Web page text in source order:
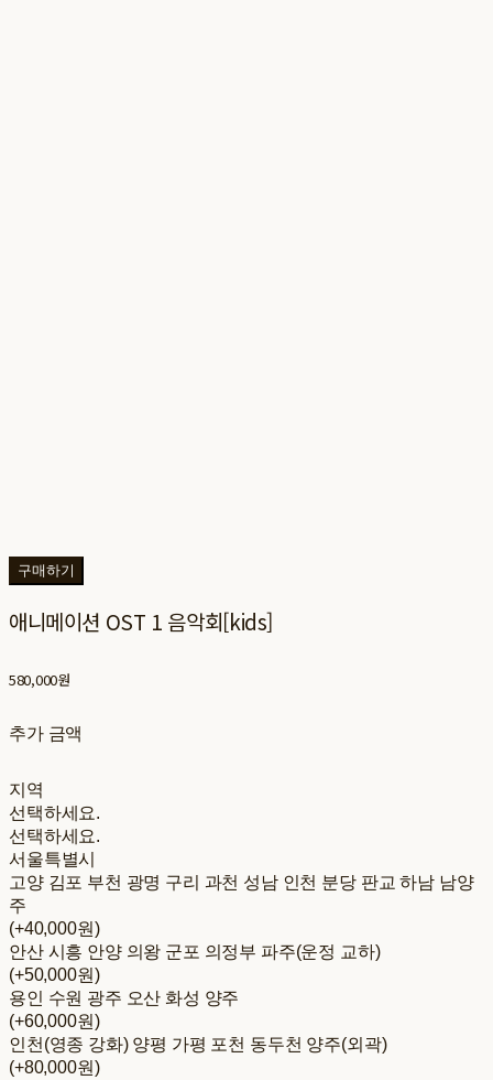
구매하기
애니메이션 OST 1 음악회[kids]
580,000원
추가 금액
지역
선택하세요.
선택하세요.
서울특별시
고양 김포 부천 광명 구리 과천 성남 인천 분당 판교 하남 남양
주
(+40,000원)
안산 시흥 안양 의왕 군포 의정부 파주(운정 교하)
(+50,000원)
용인 수원 광주 오산 화성 양주
(+60,000원)
인천(영종 강화) 양평 가평 포천 동두천 양주(외곽)
(+80,000원)